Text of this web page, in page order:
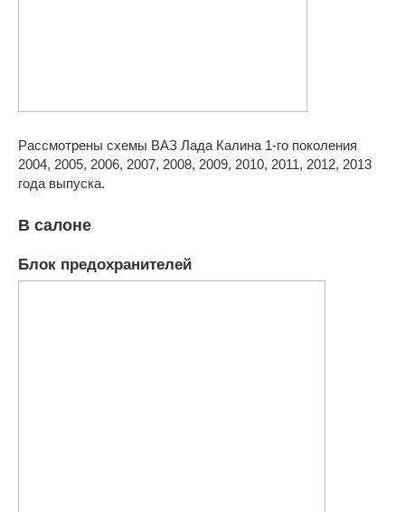
Рассмотрены схемы ВАЗ Лада Калина 1-го поколения
2004, 2005, 2006, 2007, 2008, 2009, 2010, 2011, 2012, 2013
года выпуска.
В салоне
Блок предохранителей